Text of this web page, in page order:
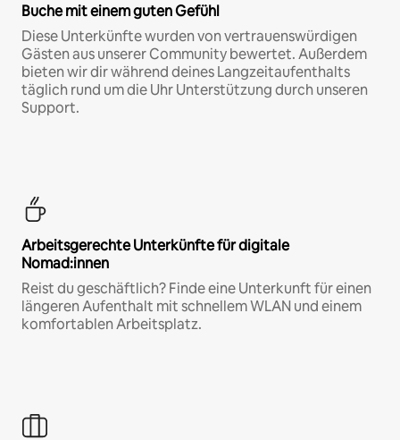
Buche mit einem guten Gefühl
Diese Unterkünfte wurden von vertrauenswürdigen
Gästen aus unserer Community bewertet. Außerdem
bieten wir dir während deines Langzeitaufenthalts
täglich rund um die Uhr Unterstützung durch unseren
Support.
Arbeitsgerechte Unterkünfte für digitale
Nomad:innen
Reist du geschäftlich? Finde eine Unterkunft für einen
längeren Aufenthalt mit schnellem WLAN und einem
komfortablen Arbeitsplatz.